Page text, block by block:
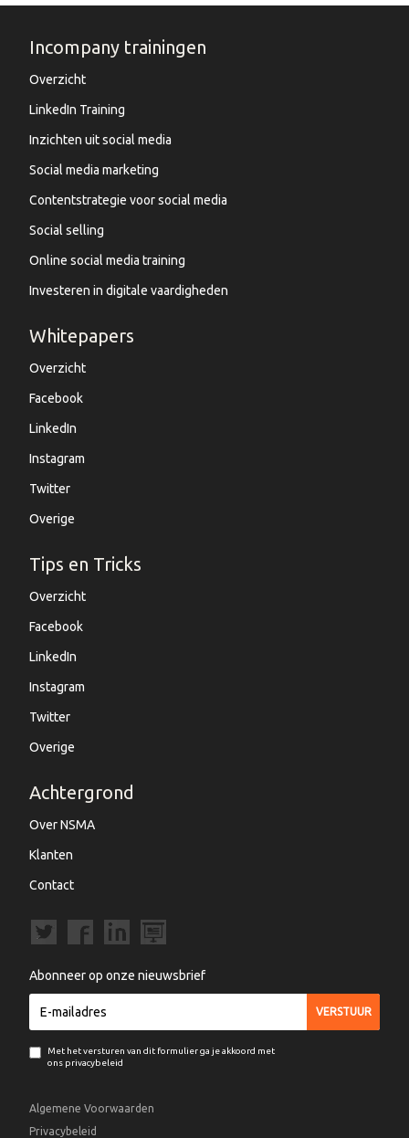
Incompany trainingen
Overzicht
LinkedIn Training
Inzichten uit social media
Social media marketing
Contentstrategie voor social media
Social selling
Online social media training
Investeren in digitale vaardigheden
Whitepapers
Overzicht
Facebook
LinkedIn
Instagram
Twitter
Overige
Tips en Tricks
Overzicht
Facebook
LinkedIn
Instagram
Twitter
Overige
Achtergrond
Over NSMA
Klanten
Contact
Abonneer op onze nieuwsbrief
Met het versturen van dit formulier ga je akkoord met
ons privacybeleid
Algemene Voorwaarden
Privacybeleid